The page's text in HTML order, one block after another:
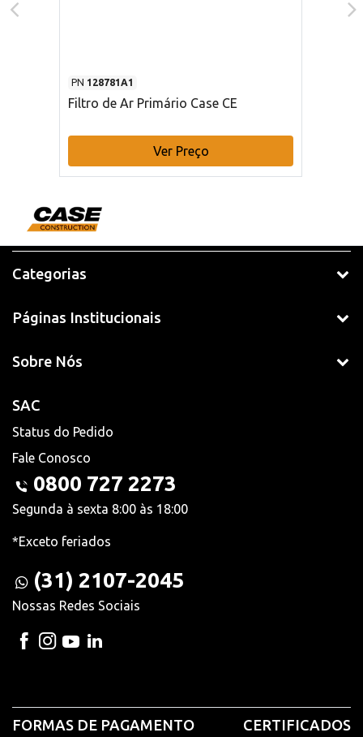
PN 128781A1
Filtro de Ar Primário Case CE
Ver Preço
Categorias
Páginas Institucionais
Sobre Nós
SAC
Status do Pedido
Fale Conosco
0800 727 2273
Segunda à sexta 8:00 às 18:00
*Exceto feriados
(31) 2107-2045
Nossas Redes Sociais
FORMAS DE PAGAMENTO CERTIFICADOS